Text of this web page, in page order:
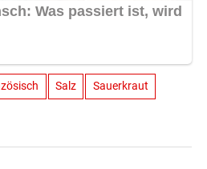
Salz Sauerkraut